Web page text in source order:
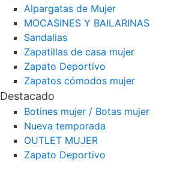
Alpargatas de Mujer
MOCASINES Y BAILARINAS
Sandalias
Zapatillas de casa mujer
Zapato Deportivo
Zapatos cómodos mujer
Destacado
Botines mujer / Botas mujer
Nueva temporada
OUTLET MUJER
Zapato Deportivo